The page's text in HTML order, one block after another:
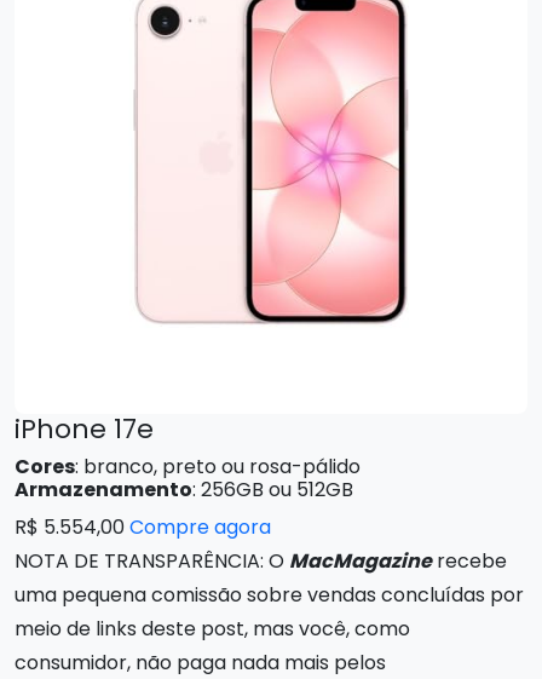
iPhone 17e
Cores: branco, preto ou rosa-pálido
Armazenamento: 256GB ou 512GB
R$ 5.554,00Compre agora
NOTA DE TRANSPARÊNCIA: O MacMagazinerecebe
uma pequena comissão sobre vendas concluídas por
meio de links deste post, mas você, como
consumidor, não paga nada mais pelos